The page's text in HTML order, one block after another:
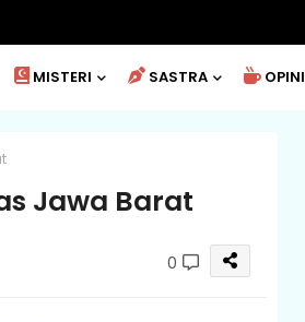
MISTERI SASTRA OPINI
Jawa Barat
0